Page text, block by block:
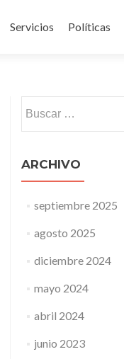
Servicios Políticas
ARCHIVO
septiembre 2025
agosto 2025
diciembre 2024
mayo 2024
abril 2024
junio 2023